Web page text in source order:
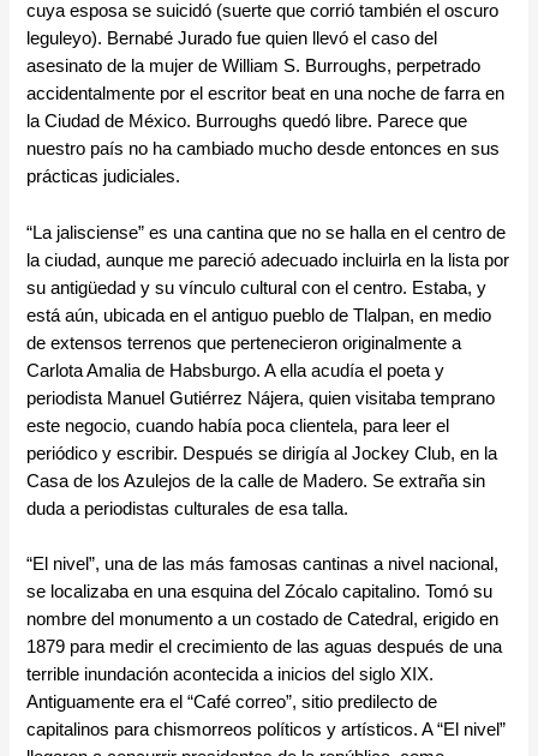
cuya esposa se suicidó (suerte que corrió también el oscuro
leguleyo). Bernabé Jurado fue quien llevó el caso del
asesinato de la mujer de William S. Burroughs, perpetrado
accidentalmente por el escritor beat en una noche de farra en
la Ciudad de México. Burroughs quedó libre. Parece que
nuestro país no ha cambiado mucho desde entonces en sus
prácticas judiciales.
“La jalisciense” es una cantina que no se halla en el centro de
la ciudad, aunque me pareció adecuado incluirla en la lista por
su antigüedad y su vínculo cultural con el centro. Estaba, y
está aún, ubicada en el antiguo pueblo de Tlalpan, en medio
de extensos terrenos que pertenecieron originalmente a
Carlota Amalia de Habsburgo. A ella acudía el poeta y
periodista Manuel Gutiérrez Nájera, quien visitaba temprano
este negocio, cuando había poca clientela, para leer el
periódico y escribir. Después se dirigía al Jockey Club, en la
Casa de los Azulejos de la calle de Madero. Se extraña sin
duda a periodistas culturales de esa talla.
“El nivel”, una de las más famosas cantinas a nivel nacional,
se localizaba en una esquina del Zócalo capitalino. Tomó su
nombre del monumento a un costado de Catedral, erigido en
1879 para medir el crecimiento de las aguas después de una
terrible inundación acontecida a inicios del siglo XIX.
Antiguamente era el “Café correo”, sitio predilecto de
capitalinos para chismorreos políticos y artísticos. A “El nivel”